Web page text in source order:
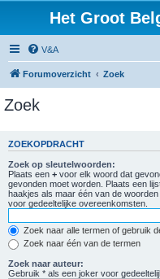
Het Groot
V&A
Forumoverzicht Zoek
Zoek
ZOEKOPDRACHT
Zoek op sleutelwoorden:
Plaats een + voor elk woord dat
gevonden moet worden. Plaats een
haakjes als maar één van de
voor gedeeltelijke overeenkomsten.
Zoek naar alle termen of gebruik
Zoek naar één van de termen
Zoek naar auteur:
Gebruik * als een joker voor